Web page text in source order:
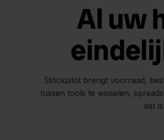
Al uw
Stockpilot brengt voorraad,
tussen tools te wisselen,
dat